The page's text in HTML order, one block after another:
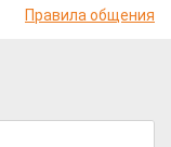
Правила общения